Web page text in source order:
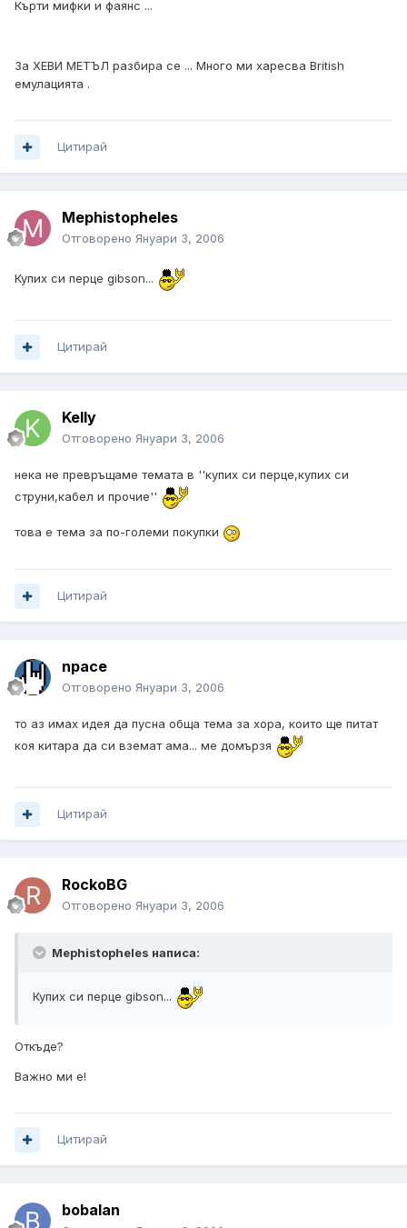
Кърти мифки и фаянс ...
За ХЕВИ МЕТЪЛ разбира се ... Много ми харесва British
емулацията .
Цитирай
Mephistopheles
Отговорено Януари 3, 2006
Купих си перце gibson...
Цитирай
Kelly
Отговорено Януари 3, 2006
нека не превръщаме темата в ''купих си перце,купих си
струни,кабел и прочие''
това е тема за по-големи покупки
Цитирай
npace
Отговорено Януари 3, 2006
то аз имах идея да пусна обща тема за хора, които ще питат
коя китара да си вземат ама... ме домързя
Цитирай
RockoBG
Отговорено Януари 3, 2006
Mephistopheles написа:
Купих си перце gibson...
Откъде?
Важно ми е!
Цитирай
bobalan